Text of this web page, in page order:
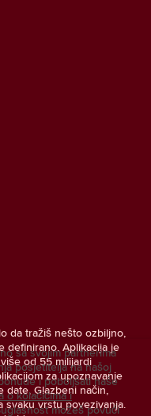
da tražiš nešto ozbiljno,
definirano. Aplikacija je
od 55 milijardi
za upoznavanje
date, Glazbeni način,
svaku vrstu povezivanja.
sa svojim partnerima
posjetitelja na našoj
i poboljšati naše
o kolačićima i
možeš povući